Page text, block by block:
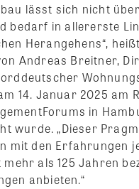
lässt sich nicht
bedarf in allererste
Herangehens“,
Andreas Breitner,
14. Januar 2025 am
in
wurde. „Dieser
mit den Erfahrungen
als 125 Jahren
anbieten.“